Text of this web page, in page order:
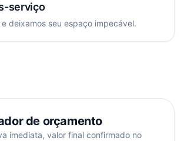
serviço
deixamos seu espaço impecável.
de orçamento
imediata, valor final confirmado no